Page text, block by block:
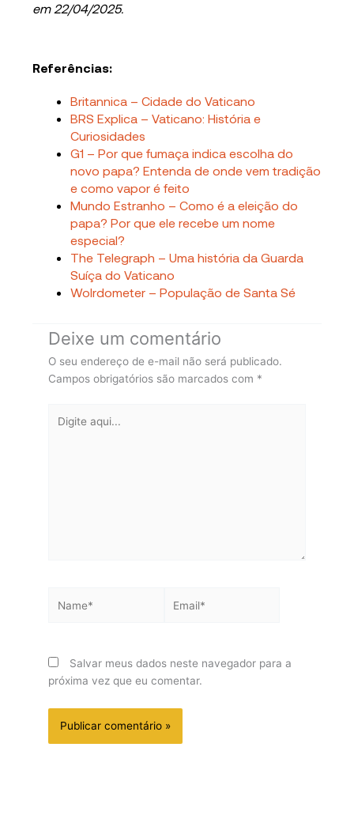
em 22/04/2025.
Referências:
Britannica – Cidade do Vaticano
BRS Explica – Vaticano: História e
Curiosidades
G1 – Por que fumaça indica escolha do
novo papa? Entenda de onde vem tradição
e como vapor é feito
Mundo Estranho – Como é a eleição do
papa? Por que ele recebe um nome
especial?
The Telegraph – Uma história da Guarda
Suíça do Vaticano
Wolrdometer – População de Santa Sé
Deixe um comentário
O seu endereço de e-mail não será publicado.
Campos obrigatórios são marcados com *
aqui...
Salvar meus dados neste navegador para a
próxima vez que eu comentar.